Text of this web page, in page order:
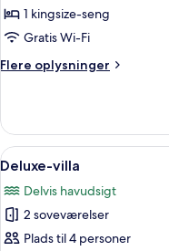
1 kingsize-seng
Gratis Wi-Fi
Flere oplysninger
Flere
værelse
Indlæs
alle
billeder
af
Deluxe-
9
Deluxe-villa
Delvis havudsigt
2 soveværelser
Plads til 4 personer